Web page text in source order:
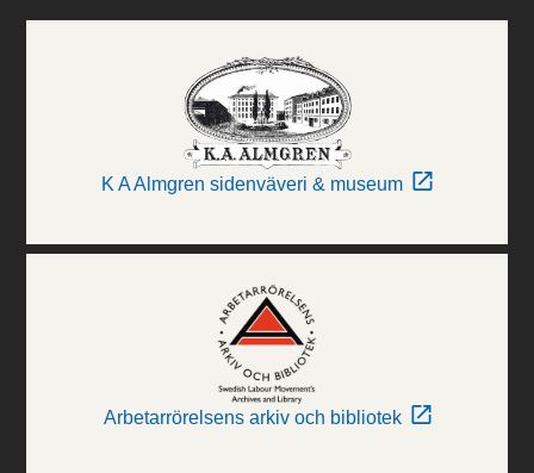
K A Almgren sidenväveri & museum
Arbetarrörelsens arkiv och bibliotek